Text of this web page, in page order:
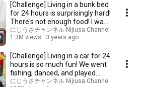
[Challenge] Living in a bunk bed
for 24 hours is surprisingly hard!
There's not enough food! I wa...
にじうさチャンネル Nijiusa Channel
1.3M views
3 years ago
[Challenge] Living in a car for 24
hours is so much fun! We went
fishing, danced, and played
with...
にじうさチャンネル Nijiusa Channel